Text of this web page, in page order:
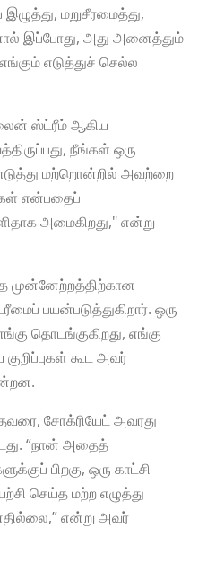
மறுசீரமைத்து,
இப்போது, ​​அது அனைத்தும்
எடுத்துச் செல்ல
ஸ்ட்ரீம் ஆகிய
நீங்கள் ஒரு
எடுத்து மற்றொன்றில் அவற்றை
என்பதைப்
அமைகிறது," என்று
முன்னேற்றத்திற்கான
பயன்படுத்துகிறார். ஒரு
தொடங்குகிறது, எங்கு
குறிப்புகள் கூட அவர்
சோக்ரியேட் அவரது
“நான் அதைத்
பிறகு, ஒரு காட்சி
செய்த மற்ற எழுத்து
என்று அவர்